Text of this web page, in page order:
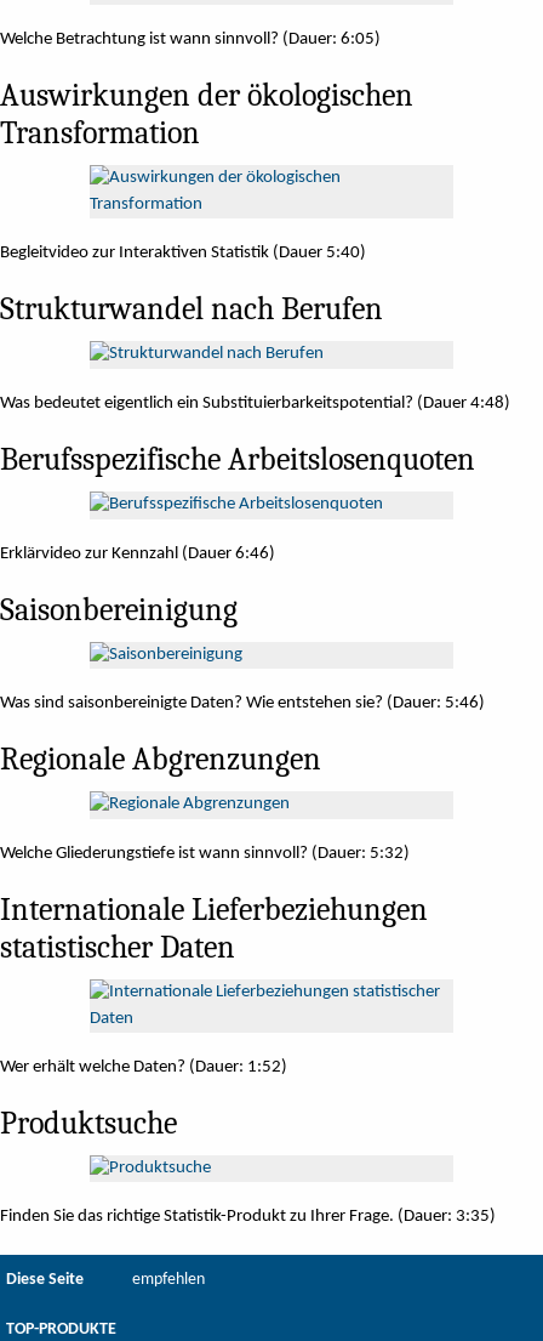
Welche Betrachtung ist wann sinnvoll? (Dauer: 6:05)
Auswirkungen der ökologischen
Transformation
Begleitvideo zur Interaktiven Statistik (Dauer 5:40)
Strukturwandel nach Berufen
Was bedeutet eigentlich ein Substituierbarkeitspotential? (Dauer 4:48)
Berufsspezifische Arbeitslosenquoten
Erklärvideo zur Kennzahl (Dauer 6:46)
Saisonbereinigung
Was sind saisonbereinigte Daten? Wie entstehen sie? (Dauer: 5:46)
Regionale Abgrenzungen
Welche Gliederungstiefe ist wann sinnvoll? (Dauer: 5:32)
Internationale Lieferbeziehungen
statistischer Daten
Wer erhält welche Daten? (Dauer: 1:52)
Produktsuche
Finden Sie das richtige Statistik-Produkt zu Ihrer Frage. (Dauer: 3:35)
Diese Seite empfehlen
TOP-PRODUKTE